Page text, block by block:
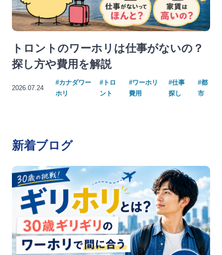
トロントのワーホリは仕事がないの？
探し方や費用を解説
2026.07.24
#カナダワー
ホリ
#トロ
ント
#ワーホリ
費用
#仕事
探し
#都
市
新着ブログ